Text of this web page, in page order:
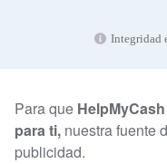
Integridad
Para que
para ti, nuestra fuente
publicidad.